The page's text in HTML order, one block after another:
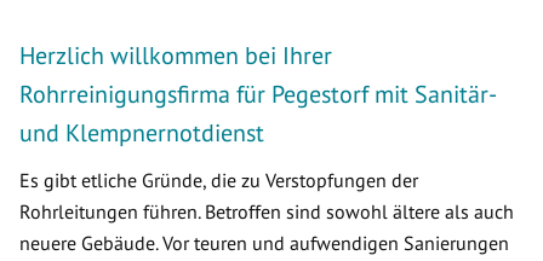
Herzlich willkommen bei Ihrer
Rohrreinigungsfirma für Pegestorf mit Sanitär-
und Klempnernotdienst
Es gibt etliche Gründe, die zu Verstopfungen der
Rohrleitungen führen. Betroffen sind sowohl ältere als auch
neuere Gebäude. Vor teuren und aufwendigen Sanierungen